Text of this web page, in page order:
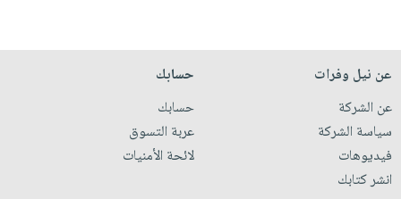
عن نيل وفرات
عن الشركة
سياسة الشركة
فيديوهات
انشر كتابك
حسابك
حسابك
عربة التسوق
لائحة الأمنيات